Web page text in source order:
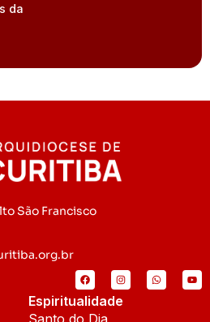
da
São Francisco
Espiritualidade
Santo do Dia